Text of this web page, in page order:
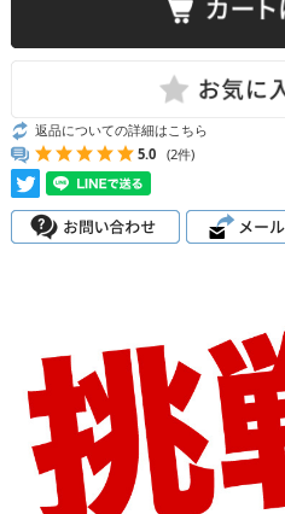
返品についての詳細はこちら
5.0
(2件)